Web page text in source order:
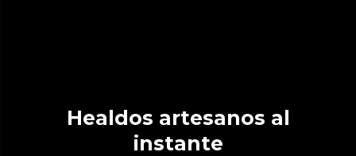
Healdos artesanos al
instante